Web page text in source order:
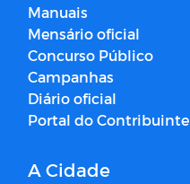
Manuais
Mensário oficial
Concurso Público
Campanhas
Diário oficial
Portal do Contribuinte
A Cidade